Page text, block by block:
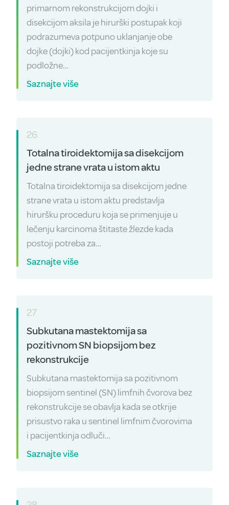
primarnom rekonstrukcijom dojki i
disekcijom aksila je hirurški postupak koji
podrazumeva potpuno uklanjanje obe
dojke (dojki) kod pacijentkinja koje su
podložne…
Saznajte više
26
Totalna tiroidektomija sa disekcijom
jedne strane vrata u istom aktu
Totalna tiroidektomija sa disekcijom jedne
strane vrata u istom aktu predstavlja
hiruršku proceduru koja se primenjuje u
lečenju karcinoma štitaste žlezde kada
postoji potreba za…
Saznajte više
27
Subkutana mastektomija sa
pozitivnom SN biopsijom bez
rekonstrukcije
Subkutana mastektomija sa pozitivnom
biopsijom sentinel (SN) limfnih čvorova bez
rekonstrukcije se obavlja kada se otkrije
prisustvo raka u sentinel limfnim čvorovima
i pacijentkinja odluči…
Saznajte više